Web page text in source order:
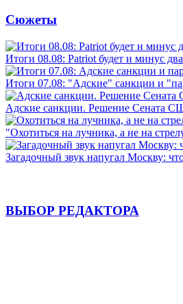
Сюжеты
Итоги 08.08: Patriot будет и минус
Итоги 07.08: "Адские" санкции и
Адские санкции. Решение Сената
"Охотиться на лучника, а не на
Загадочный звук напугал Москву:
ВЫБОР РЕДАКТОРА